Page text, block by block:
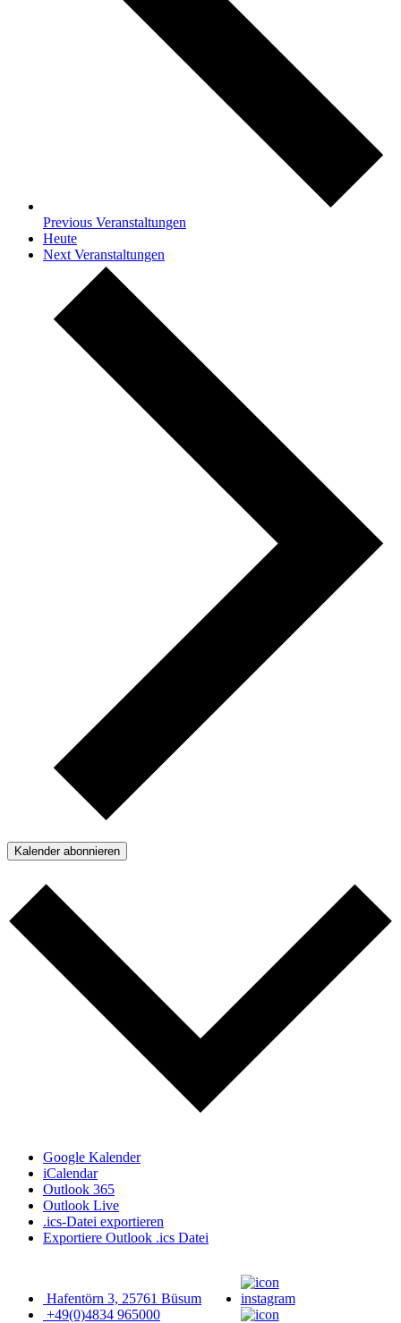
Previous Veranstaltungen
Heute
Next Veranstaltungen
Kalender abonnieren
Google Kalender
iCalendar
Outlook 365
Outlook Live
.ics-Datei exportieren
Exportiere Outlook .ics Datei
Hafentörn 3, 25761 Büsum
+49(0)4834 965000